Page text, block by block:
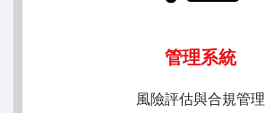
管理系統
風險評估與合規管理